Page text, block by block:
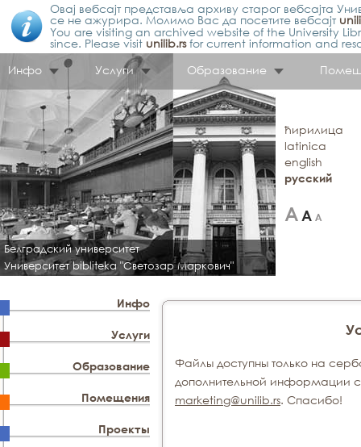
Овај вебсајт представља архиву старог вебсајта
се не ажурира. Молимо Вас да посетите вебсајт
You are visiting an archived website of the University
since. Please visit unilib.rsfor current information and
Инфо
Услуги Образование
Белградский университет
Университет bibliteka "Светозар Маркович"
ћирилица
latinica
english
русский
Инфо
Услуги
Образование
Помещения
Проекты
Файлы доступны только на
дополнительной информации
marketing@unilib.rs. Спасибо!